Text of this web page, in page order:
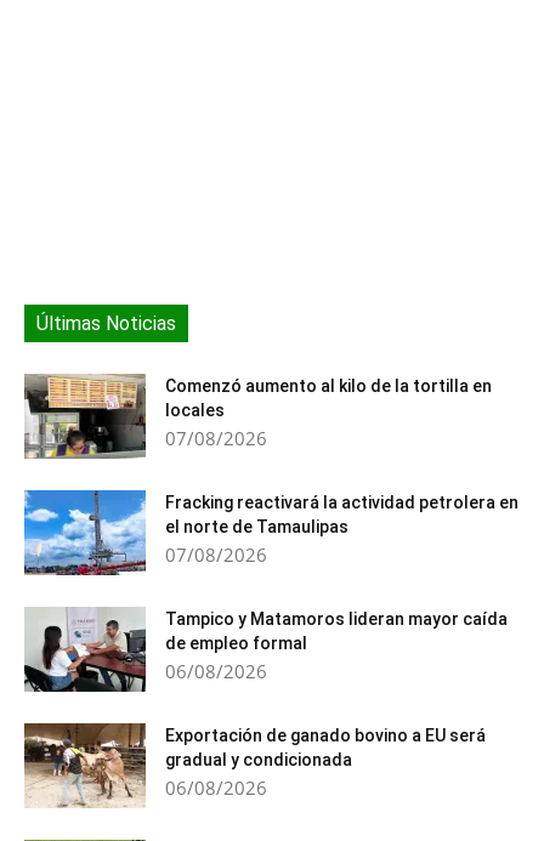
Últimas Noticias
Comenzó aumento al kilo de la tortilla en
locales
07/08/2026
Fracking reactivará la actividad petrolera en
el norte de Tamaulipas
07/08/2026
Tampico y Matamoros lideran mayor caída
de empleo formal
06/08/2026
Exportación de ganado bovino a EU será
gradual y condicionada
06/08/2026